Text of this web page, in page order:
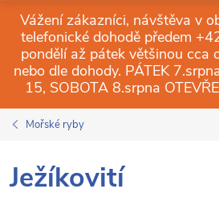
Vážení zákazníci, návštěva v
telefonické dohodě předem
pondělí až pátek většinou cca
nebo dle dohody. PÁTEK
15, SOBOTA 8.srpna
Mořské ryby
Ježíkovití